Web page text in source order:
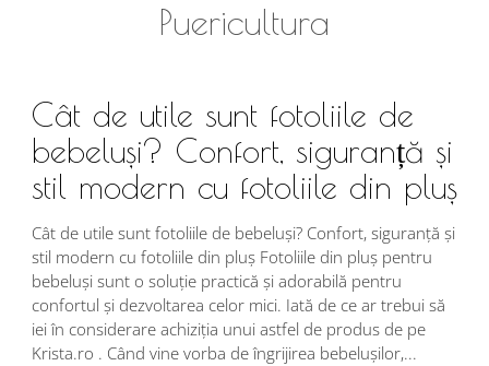
Puericultura
Cât de utile sunt fotoliile de
bebeluși? Confort, siguranță și
stil modern cu fotoliile din pluș
Cât de utile sunt fotoliile de bebeluși? Confort, siguranță și
stil modern cu fotoliile din pluș Fotoliile din pluș pentru
bebeluși sunt o soluție practică și adorabilă pentru
confortul și dezvoltarea celor mici. Iată de ce ar trebui să
iei în considerare achiziția unui astfel de produs de pe
Krista.ro . Când vine vorba de îngrijirea bebelușilor,...